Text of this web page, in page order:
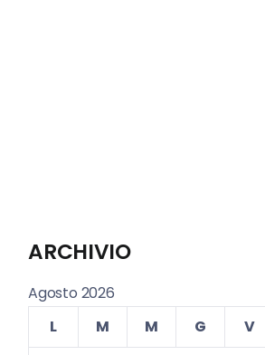
ARCHIVIO
Agosto 2026
L
M M G V